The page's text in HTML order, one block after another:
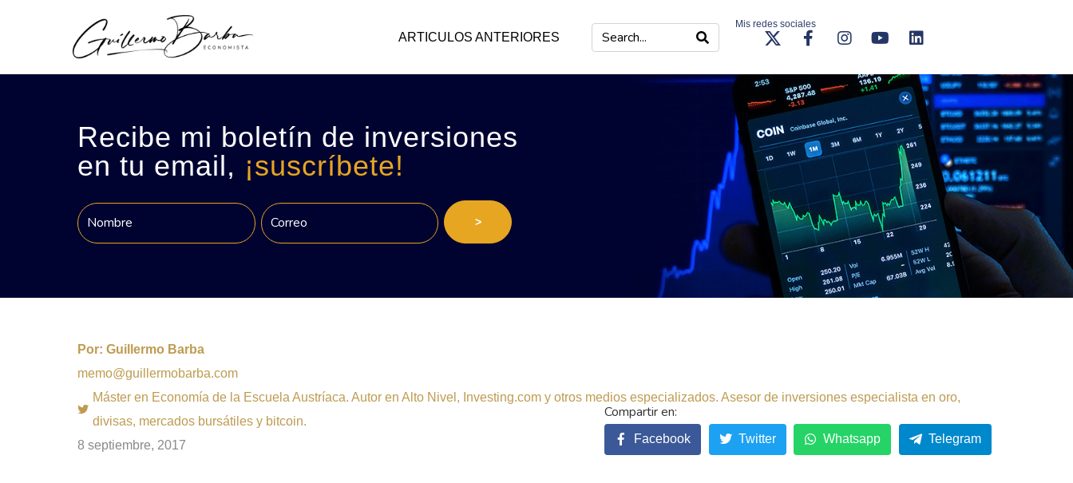
ARTICULOS ANTERIORES
Mis redes sociales
Recibe mi boletín de inversiones
en tu email, ¡suscríbete!
>
Por: Guillermo Barba
memo@guillermobarba.com
Máster en Economía de la Escuela Austríaca. Autor en Alto Nivel, Investing.com y otros medios especializados. Asesor de inversiones especialista en oro,
divisas, mercados bursátiles y bitcoin.
8 septiembre, 2017
Facebook Twitter Whatsapp Telegram